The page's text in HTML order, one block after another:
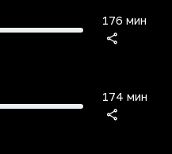
176 мин
174 мин